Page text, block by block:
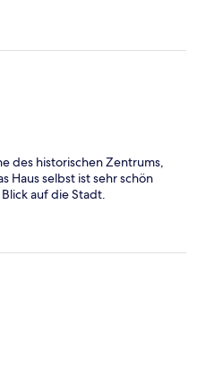
des historischen Zentrums,
Haus selbst ist sehr schön
auf die Stadt.